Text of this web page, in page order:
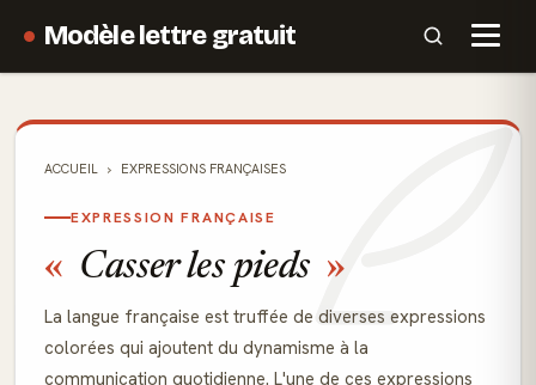
Modèle lettre gratuit
ACCUEIL EXPRESSIONS FRANÇAISES
EXPRESSION FRANÇAISE
Casser les pieds
La langue française est truffée de diverses expressions
colorées qui ajoutent du dynamisme à la
communication quotidienne. L'une de ces expressions